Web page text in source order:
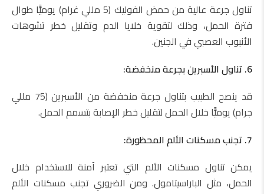
تناول جرعة عالية من حمض الفوليك (5 مللي غرام) يوميًّا طوال
فترة الحمل، وذلك لتقوية خلايا الدم وتقليل خطر تشوهات
الأنبوب العصبي في الجنين.
6. تناول الأسبرين بجرعة منخفضة:
قد ينصح الطبيب بتناول جرعة منخفضة من الأسبرين (75 مللي
جرام) يوميًّا خلال الحمل لتقليل خطر الإصابة بتسمم الحمل.
7. تجنب مسكنات الألم المحظورة:
يمكن تناول مسكنات الألم التي تعتبر آمنة للاستخدام خلال
الحمل، مثل الباراسيتامول. ومن الضروري تجنب مسكنات الألم